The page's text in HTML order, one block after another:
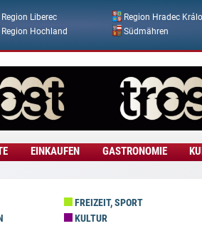
zum Inhalt
Region Liberec
Region Hradec
Region Hochland Südmähren
EINKAUFEN GASTRONOMIE
FREIZEIT, SPORT
KULTUR